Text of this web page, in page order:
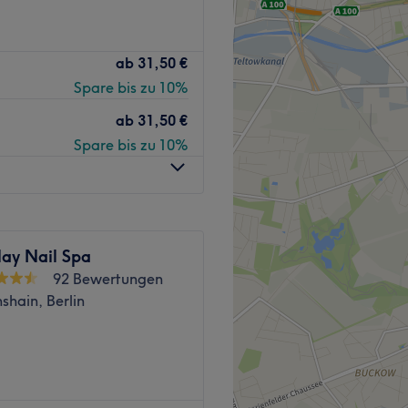
sich in der Berlin-Mitte
Betreuung und
der Nähe der S+U
(2
Team, das sich
für seine
dass jeder
Deutsch, Englisch und
ab 31,50 €
Spare bis zu 10%
ab 31,50 €
Spare bis zu 10%
Berg ist dein stilvoller
Nail Spa
92 Bewertungen
Berlin